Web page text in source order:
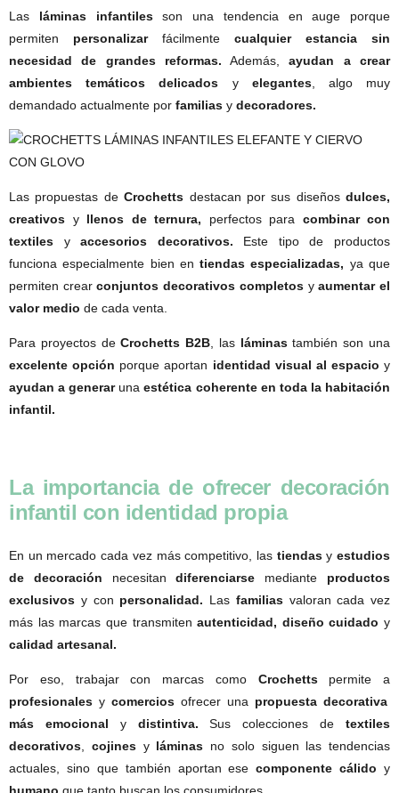
Las láminas infantilesson una tendencia en auge porque
permiten personalizar fácilmente cualquier estancia sin
necesidad de grandes reformas. Además,ayudan a crear
ambientes temáticos delicados y elegantes, algo muy
demandado actualmente por familias y decoradores.
Las propuestas deCrochetts destacan por sus diseños dulces,
creativos yllenos de ternura, perfectos para combinar con
textiles yaccesorios decorativos. Este tipo de productos
funciona especialmente bien entiendas especializadas, ya que
permiten crearconjuntos decorativos completosyaumentar el
valor medio de cada venta.
Para proyectos deCrochetts B2B , las láminastambién son una
excelente opción porque aportan identidad visual al espacio y
ayudan a generarunaestética coherente en toda la habitación
infantil.
La importancia de ofrecer decoración
infantil con identidad propia
En un mercado cada vez más competitivo, las tiendasyestudios
de decoración necesitandiferenciarse mediante productos
exclusivos y con personalidad. Las familiasvaloran cada vez
más las marcas que transmitenautenticidad, diseño cuidado y
calidad artesanal.
Por eso, trabajar con marcas como Crochettspermite a
profesionales y comercios ofrecer una propuesta decorativa
más emocional y distintiva. Sus colecciones detextiles
decorativos
cojines y láminas no solo siguen las tendencias
actuales, sino que también aportan esecomponente cálido y